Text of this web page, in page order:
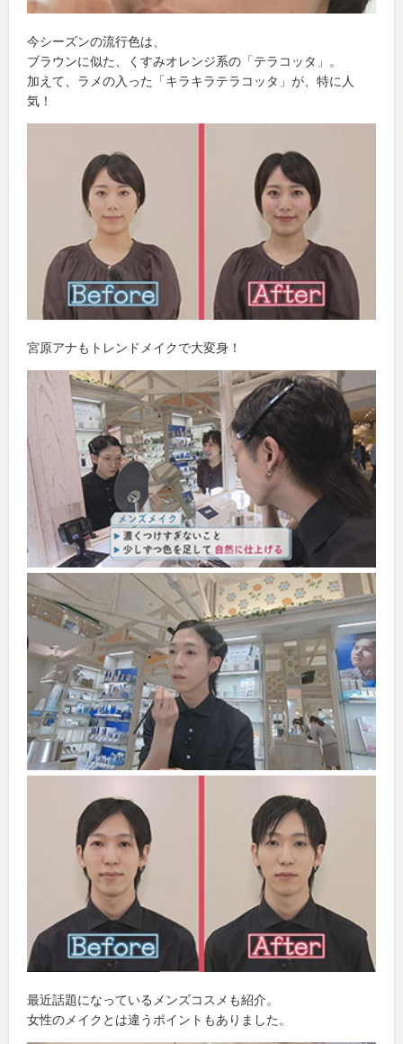
今シーズンの流行色は、
ブラウンに似た、くすみオレンジ系の「テラコッタ」。
加えて、ラメの入った「キラキラテラコッタ」が、特に人
気！
宮原アナもトレンドメイクで大変身！
最近話題になっているメンズコスメも紹介。
女性のメイクとは違うポイントもありました。